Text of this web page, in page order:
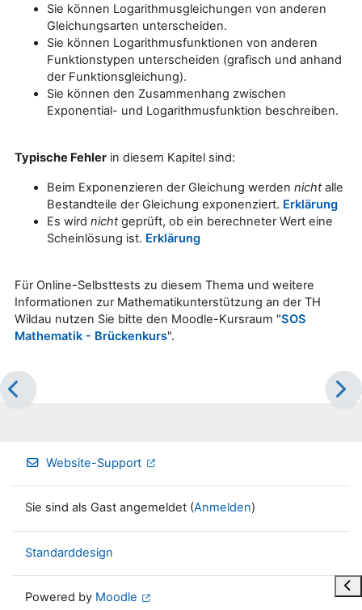
Sie können Logarithmusgleichungen von anderen
Gleichungsarten unterscheiden.
Sie können Logarithmusfunktionen von anderen
Funktionstypen unterscheiden (grafisch und anhand
der Funktionsgleichung).
Sie können den Zusammenhang zwischen
Exponential- und Logarithmusfunktion beschreiben.
Typische Fehler in diesem Kapitel sind:
Beim Exponenzieren der Gleichung werden nichtalle
Bestandteile der Gleichung exponenziert. Erklärung
Es wird nichtgeprüft, ob ein berechneter Wert eine
Scheinlösung ist. Erklärung
Für Online-Selbsttests zu diesem Thema und weitere
Informationen zur Mathematikunterstützung an der TH
Wildau nutzen Sie bitte den Moodle-Kursraum "SOS
Mathematik - Brückenkurs".
Website-Support
Sie sind als Gast angemeldet (Anmelden)
Standarddesign
Powered by Moodle